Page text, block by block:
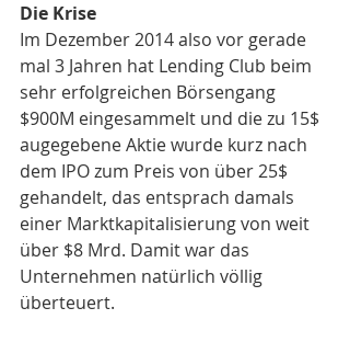
Die Krise
Im Dezember 2014 also vor gerade
mal 3 Jahren hat Lending Club beim
sehr erfolgreichen Börsengang
$900M eingesammelt und die zu 15$
augegebene Aktie wurde kurz nach
dem IPO zum Preis von über 25$
gehandelt, das entsprach damals
einer Marktkapitalisierung von weit
über $8 Mrd. Damit war das
Unternehmen natürlich völlig
überteuert.